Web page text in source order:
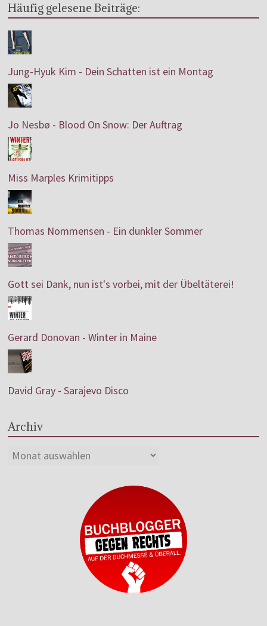
Häufig gelesene Beiträge:
Jung-Hyuk Kim - Dein Schatten ist ein Montag
Jo Nesbø - Blood On Snow: Der Auftrag
Miss Marples Krimitipps
Thomas Nommensen - Ein dunkler Sommer
Gott sei Dank, nun ist's vorbei, mit der Übeltäterei!
Gerard Donovan - Winter in Maine
David Gray - Sarajevo Disco
Archiv